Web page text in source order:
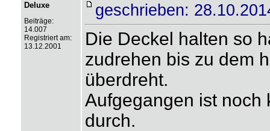
Deluxe
Beiträge:
14.007
Registriert am:
13.12.2001
geschrieben:
Die Deckel halten so
zudrehen bis zu dem
überdreht.
Aufgegangen ist noch
durch.